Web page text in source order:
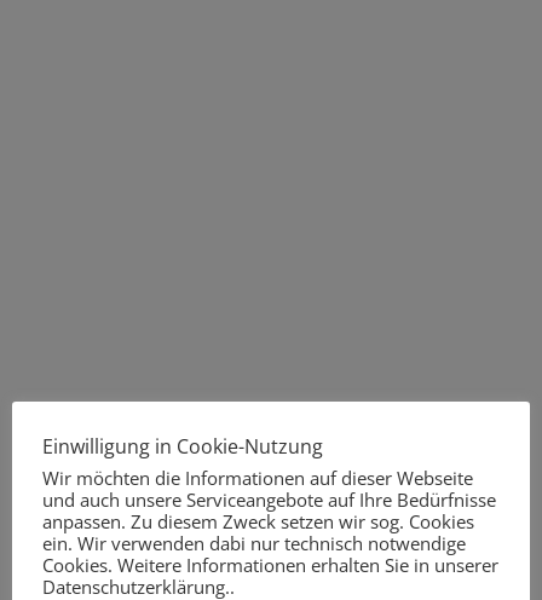
Einwilligung in Cookie-Nutzung
Wir möchten die Informationen auf dieser Webseite
und auch unsere Serviceangebote auf Ihre Bedürfnisse
anpassen. Zu diesem Zweck setzen wir sog. Cookies
ein. Wir verwenden dabi nur technisch notwendige
Cookies. Weitere Informationen erhalten Sie in unserer
Datenschutzerklärung..